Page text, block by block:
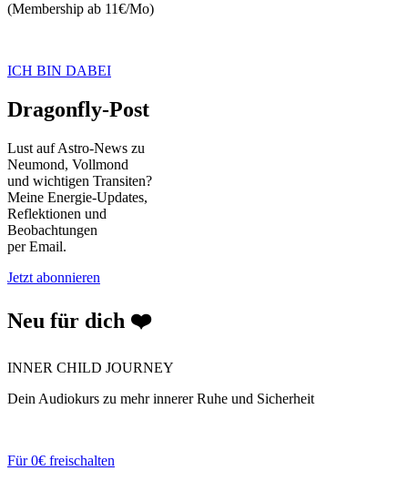
(Membership ab 11€/Mo)
ICH BIN DABEI
Dragonfly-Post
Lust auf Astro-News zu
Neumond, Vollmond
und wichtigen Transiten?
Meine Energie-Updates,
Reflektionen und
Beobachtungen
per Email.
Jetzt abonnieren
Neu für dich ❤️
INNER CHILD JOURNEY
Dein Audiokurs zu mehr innerer Ruhe und Sicherheit
Für 0€ freischalten